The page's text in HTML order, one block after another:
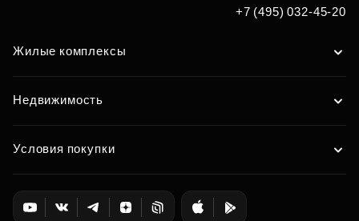
+7 (495) 032-45-20
Жилые комплексы
Недвижимость
Условия покупки